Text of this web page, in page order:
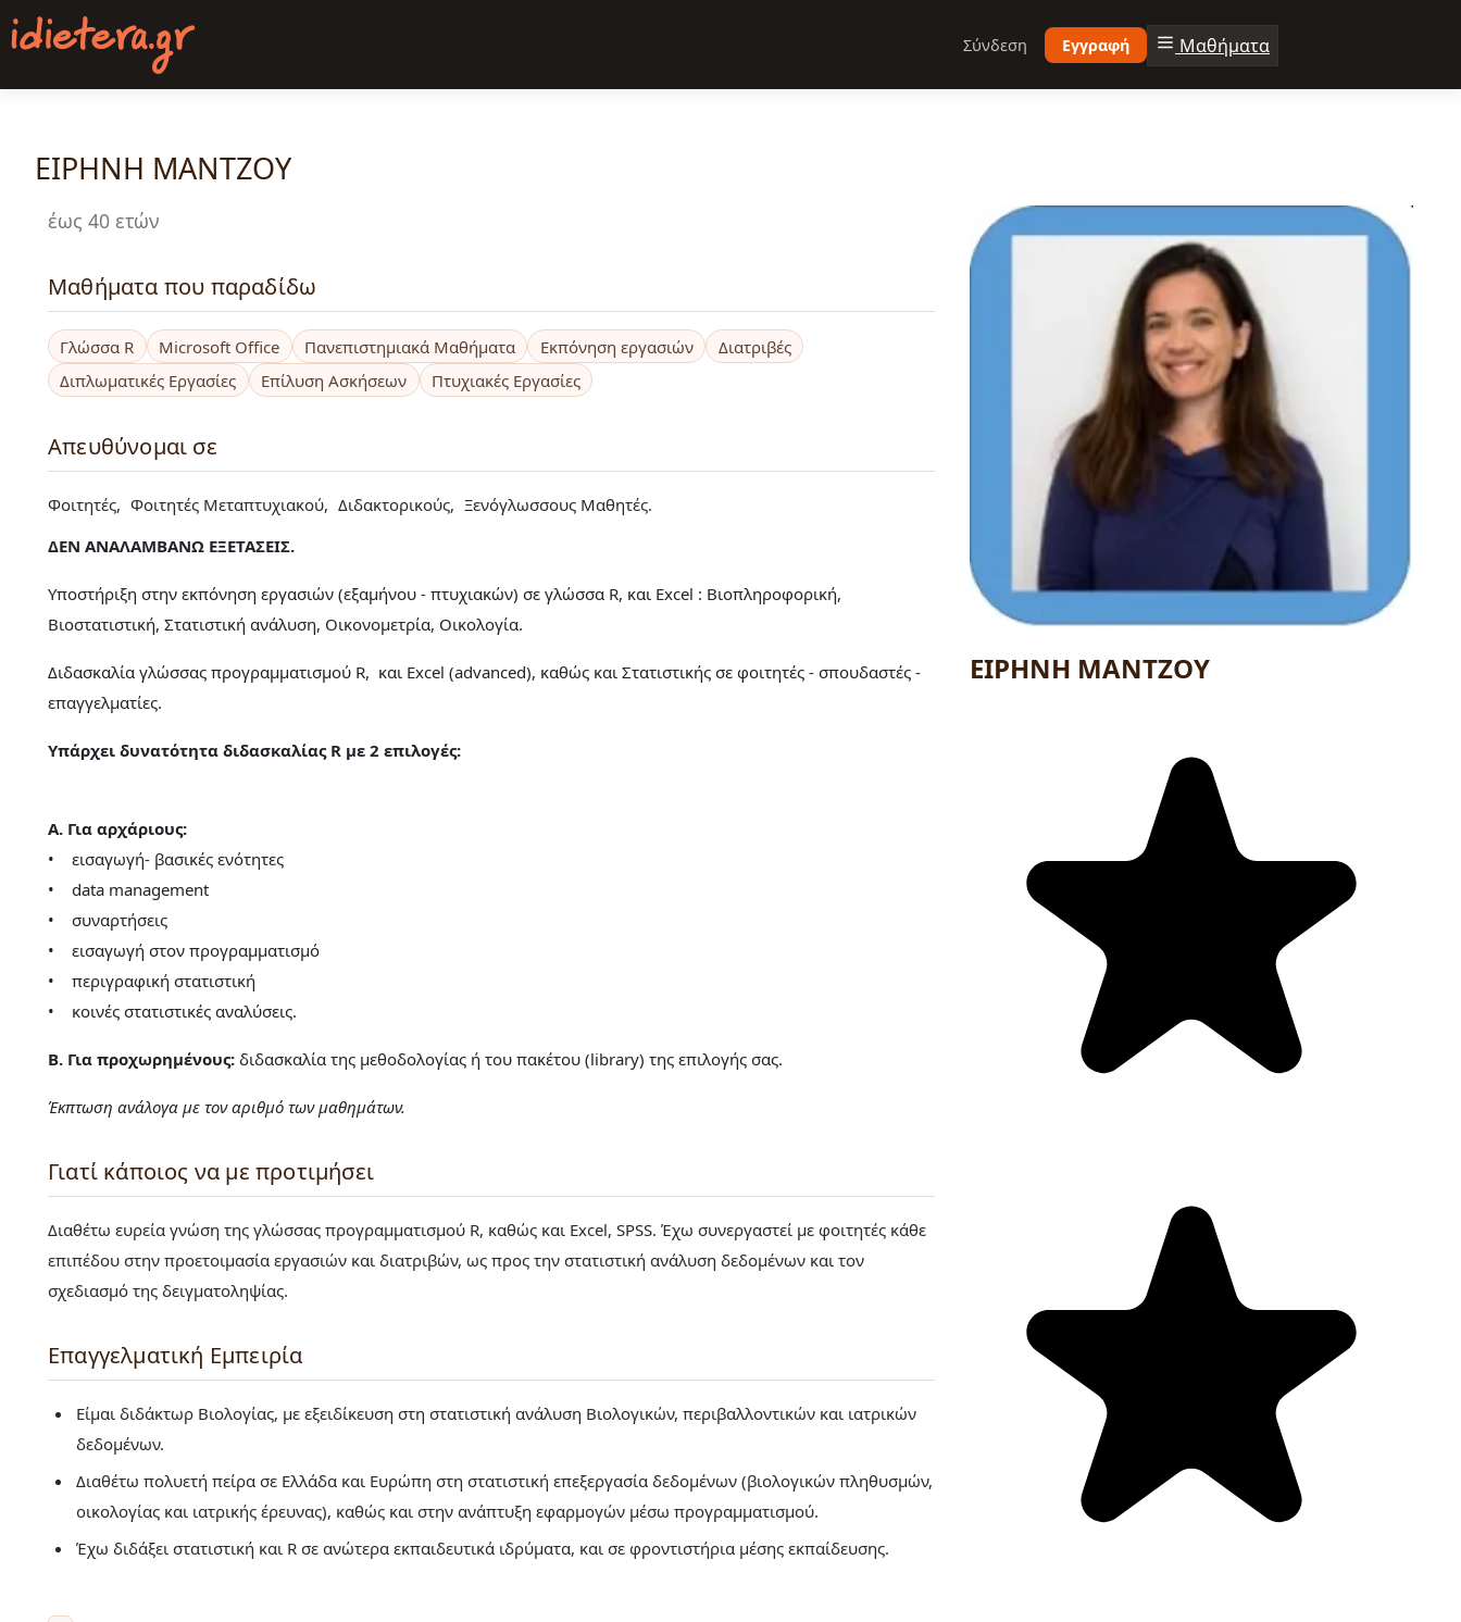
Παράκαμψη
προς
κυρίως
Σύνδεση Εγγραφή Μαθήματα
ΕΙΡΗΝΗ ΜΑΝΤΖΟΥ
έως 40 ετών
Μαθήματα που παραδίδω
Γλώσσα R Microsoft Office Πανεπιστημιακά Μαθήματα Εκπόνηση εργασιών
Διατριβές
Διπλωματικές Εργασίες
Επίλυση Ασκήσεων Πτυχιακές Εργασίες
Απευθύνομαι σε
Φοιτητές Φοιτητές Μεταπτυχιακού Διδακτορικούς
Ξενόγλωσσους Μαθητές
ΔΕΝ ΑΝΑΛΑΜΒΑΝΩ ΕΞΕΤΑΣΕΙΣ.
Υποστήριξη στην εκπόνηση εργασιών (εξαμήνου - πτυχιακών) σε γλώσσα R, και Excel : Βιοπληροφορική,
Βιοστατιστική, Στατιστική ανάλυση, Οικονομετρία, Οικολογία.
Διδασκαλία γλώσσας προγραμματισμού R, και Excel (advanced), καθώς και Στατιστικής σε φοιτητές - σπουδαστές -
επαγγελματίες.
Υπάρχει δυνατότητα διδασκαλίας R με 2 επιλογές:
Α. Για αρχάριους:
• εισαγωγή- βασικές ενότητες
• data management
• συναρτήσεις
• εισαγωγή στον προγραμματισμό
• περιγραφική στατιστική
• κοινές στατιστικές αναλύσεις.
Β. Για προχωρημένους: διδασκαλία της μεθοδολογίας ή του πακέτου (library) της επιλογής σας.
Έκπτωση ανάλογα με τον αριθμό των μαθημάτων.
Γιατί κάποιος να με προτιμήσει
Διαθέτω ευρεία γνώση της γλώσσας προγραμματισμού R, καθώς και Excel, SPSS. Έχω συνεργαστεί με φοιτητές κάθε
επιπέδου στην προετοιμασία εργασιών και διατριβών, ως προς την στατιστική ανάλυση δεδομένων και τον
σχεδιασμό της δειγματοληψίας.
Επαγγελματική Εμπειρία
Είμαι διδάκτωρ Βιολογίας, με εξειδίκευση στη στατιστική ανάλυση Βιολογικών, περιβαλλοντικών και ιατρικών
δεδομένων.
Διαθέτω πολυετή πείρα σε Ελλάδα και Ευρώπη στη στατιστική επεξεργασία δεδομένων (βιολογικών πληθυσμών,
οικολογίας και ιατρικής έρευνας), καθώς και στην ανάπτυξη εφαρμογών μέσω προγραμματισμού.
Έχω διδάξει στατιστική και R σε ανώτερα εκπαιδευτικά ιδρύματα, και σε φροντιστήρια μέσης εκπαίδευσης.
ΕΙΡΗΝΗ ΜΑΝΤΖΟΥ